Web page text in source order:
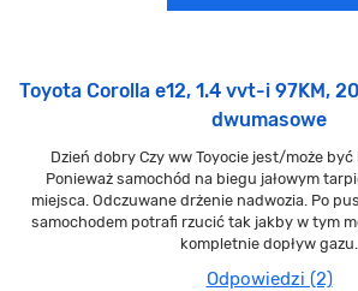
Toyota Corolla e12, 1.4 vvt-i 97KM,
dwumasowe
Dzień dobry Czy ww Toyocie jest/może być
Ponieważ samochód na biegu jałowym
miejsca. Odczuwane drżenie nadwozia. Po
samochodem potrafi rzucić tak jakby w tym
kompletnie dopływ gazu.
Odpowiedzi (2)